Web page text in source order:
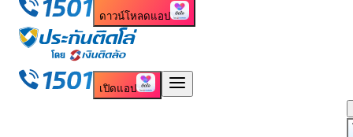
ดาวน์โหลดแอป
เปิดแอป